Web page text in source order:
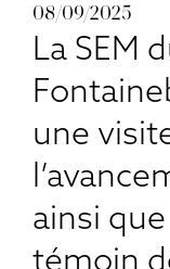
08/09/2025
La SEM
une
ainsi